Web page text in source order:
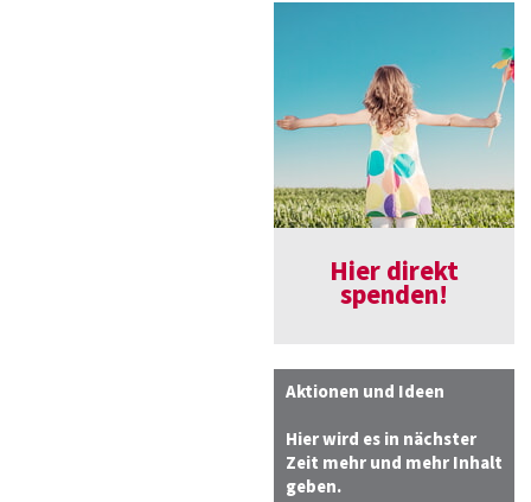
Hier direkt
spenden!
Aktionen und Ideen
Hier wird es in nächster
Zeit mehr und mehr Inhalt
geben.